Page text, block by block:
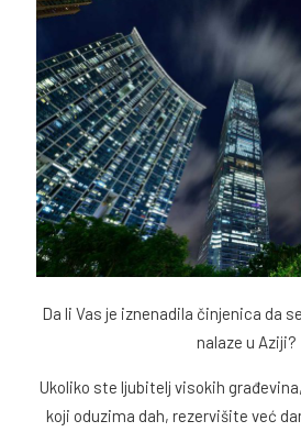
Da li Vas je iznenadila činjenica da
nalaze u Aziji?
Ukoliko ste ljubitelj visokih
koji oduzima dah, rezervišite već